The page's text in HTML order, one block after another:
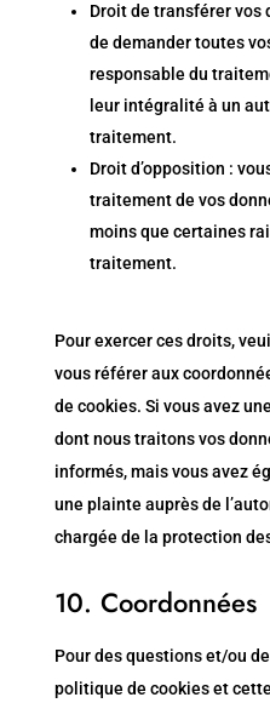
Droit de transférer vos
de demander toutes
responsable du
leur intégralité à un
traitement.
Droit d’opposition :
traitement de vos
moins que certaines
traitement.
Pour exercer ces droits,
vous référer aux
de cookies. Si vous avez
dont nous traitons vos
informés, mais vous avez
une plainte auprès de
chargée de la protection
10. Coordonnées
Pour des questions et/ou
politique de cookies et